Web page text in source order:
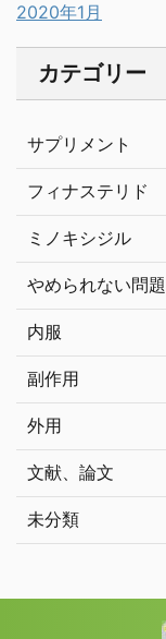
2020年1月
カテゴリー
サプリメント
フィナステリド
ミノキシジル
やめられない問題
内服
副作用
外用
文献、論文
未分類